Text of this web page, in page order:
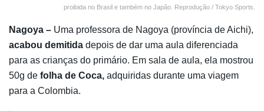
proibida no Brasil e também no Japão. Reprodução / Tokyo Sports.
Nagoya – Uma professora de Nagoya (província de Aichi),
acabou demitida depois de dar uma aula diferenciada
para as crianças do primário. Em sala de aula, ela mostrou
50g de folha de Coca, adquiridas durante uma viagem
para a Colombia.